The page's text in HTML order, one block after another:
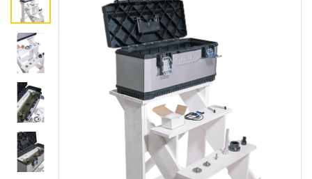
+375 44 788-40-13
253-03-26
+375 29
Сервисный центр:
+375 44
220004, г. Минск, ул. Западная,
11а, оф. 2